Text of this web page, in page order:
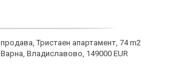
продава, Тристаен апартамент, 74 m2
Варна, Владиславово, 149000 EUR